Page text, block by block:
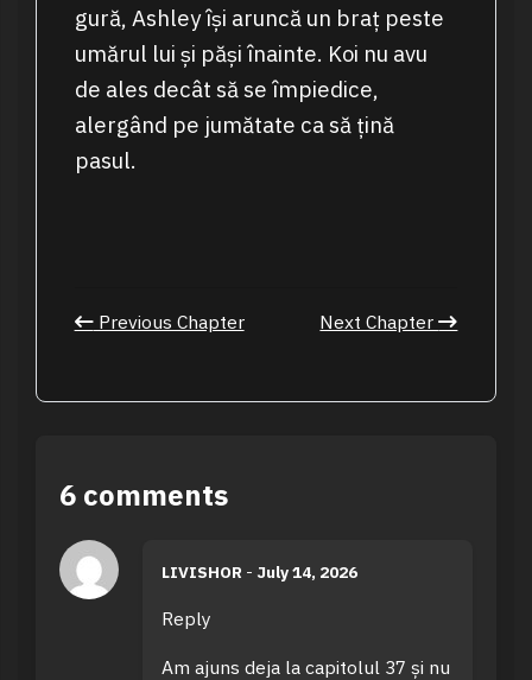
gură, Ashley își aruncă un braț peste
umărul lui și păși înainte. Koi nu avu
de ales decât să se împiedice,
alergând pe jumătate ca să țină
pasul.
Previous Chapter Next Chapter
6 comments
LIVISHOR - July 14, 2026
Reply
Am ajuns deja la capitolul 37 și nu